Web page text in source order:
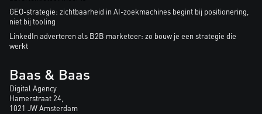
GEO-strategie: zichtbaarheid in AI-zoekmachines begint bij positionering,
niet bij tooling
LinkedIn adverteren als B2B marketeer: zo bouw je een strategie die
werkt
Baas & Baas
Digital Agency
Hamerstraat 24,
1021 JW Amsterdam